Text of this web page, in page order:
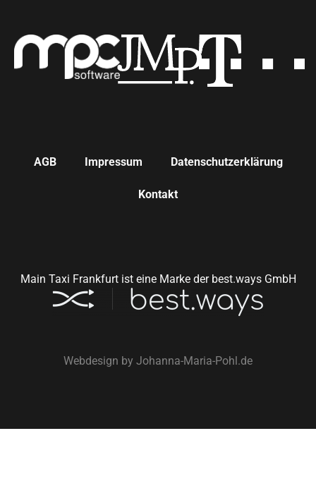
AGB Impressum Datenschutzerklärung
Kontakt
Main Taxi Frankfurt ist eine Marke der best.ways GmbH
Webdesign by Johanna-Maria-Pohl.de